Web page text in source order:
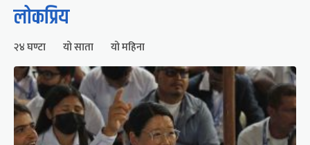
लोकप्रिय
२४ घण्टा यो साता यो महिना